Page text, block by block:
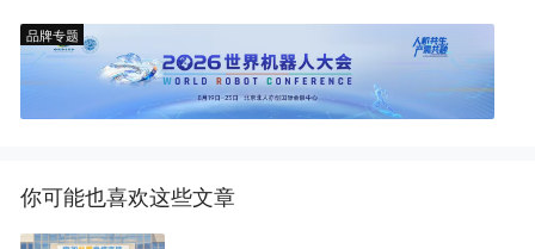
品牌专题
你可能也喜欢这些文章